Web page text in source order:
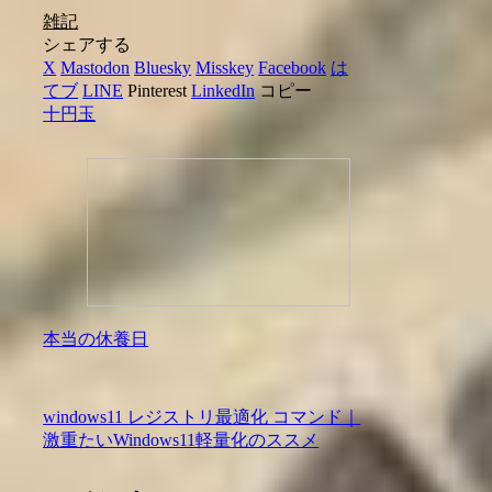
雑記
シェアする
X Mastodon Bluesky Misskey Facebook は
てブ LINE Pinterest LinkedIn コピー
十円玉
本当の休養日
windows11 レジストリ最適化 コマンド｜
激重たいWindows11軽量化のススメ